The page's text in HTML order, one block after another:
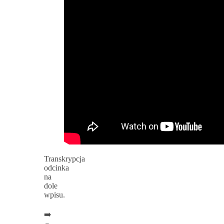
Transkrypcja
odcinka
na
dole
wpisu.
➡️